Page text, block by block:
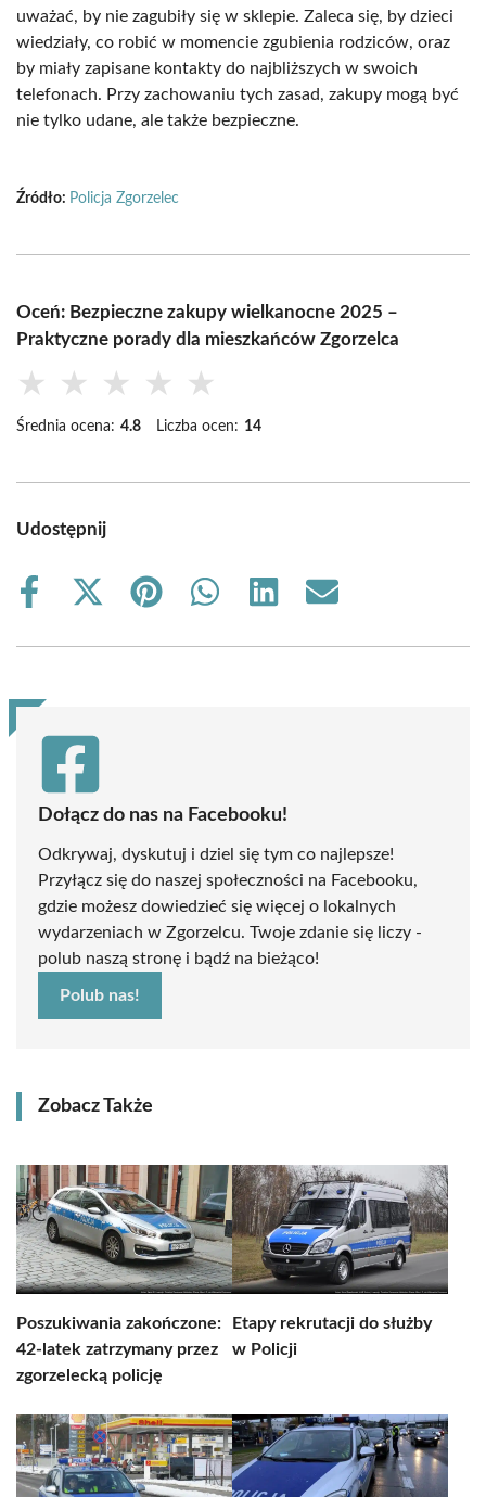
uważać, by nie zagubiły się w sklepie. Zaleca się, by dzieci
wiedziały, co robić w momencie zgubienia rodziców, oraz
by miały zapisane kontakty do najbliższych w swoich
telefonach. Przy zachowaniu tych zasad, zakupy mogą być
nie tylko udane, ale także bezpieczne.
Źródło: Policja Zgorzelec
Oceń: Bezpieczne zakupy wielkanocne 2025 –
Praktyczne porady dla mieszkańców Zgorzelca
★ ★ ★ ★ ★
Średnia ocena: 4.8 Liczba ocen: 14
Udostępnij
Share
Share
(Twitter)
Share
Share
Share
Share
Dołącz do nas na Facebooku!
Odkrywaj, dyskutuj i dziel się tym co najlepsze!
Przyłącz się do naszej społeczności na Facebooku,
gdzie możesz dowiedzieć się więcej o lokalnych
wydarzeniach w Zgorzelcu. Twoje zdanie się liczy -
polub naszą stronę i bądź na bieżąco!
Polub nas!
Zobacz Także
Poszukiwania zakończone:
42-latek zatrzymany przez
zgorzelecką policję
Etapy rekrutacji do służby
w Policji